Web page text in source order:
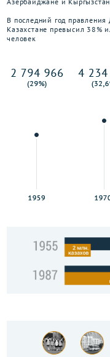
В последний год
Казахстане превысил 38%
человек